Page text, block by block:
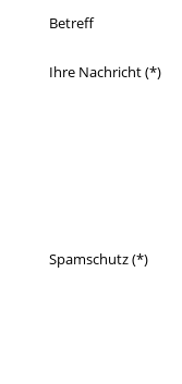
Betreff
Ihre Nachricht (*)
Spamschutz (*)